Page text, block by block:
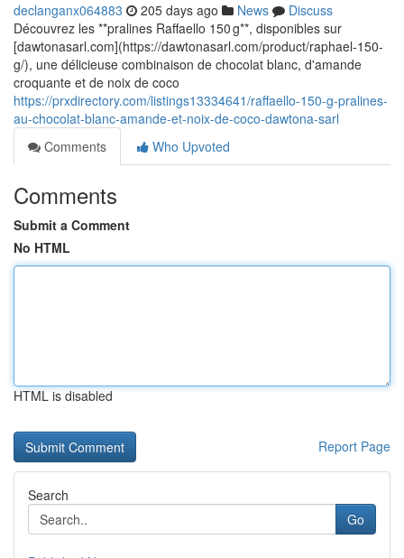
declanganx064883 205 days ago News
Discuss
Découvrez les **pralines Raffaello 150 g**, disponibles sur
[dawtonasarl.com](https://dawtonasarl.com/product/raphael-150-
g/), une délicieuse combinaison de chocolat blanc, d'amande
croquante et de noix de coco
https://prxdirectory.com/listings13334641/raffaello-150-g-pralines-
au-chocolat-blanc-amande-et-noix-de-coco-dawtona-sarl
Comments
Who Upvoted
Comments
Submit a Comment
No HTML
HTML is disabled
Report Page
Search
Go